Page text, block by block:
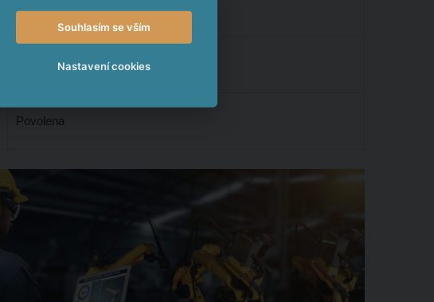
Ano
Povolena
Souhlasím se vším
Nastavení cookies